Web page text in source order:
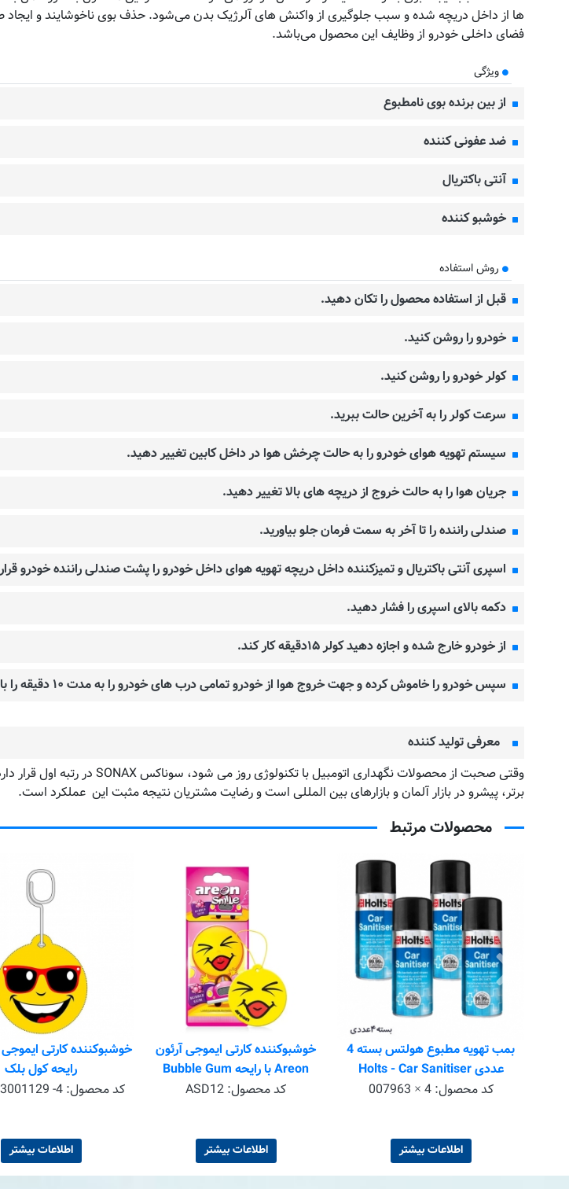
ها از داخل دریچه شده و سبب جلوگیری از واکنش های آلرژیک بدن می‌شود. حذف بوی ناخوشایند و ایجاد
فضای داخلی خودرو از وظایف این محصول می‌باشد.
ویژگی
از بین برنده بوی نامطبوع
ضد عفونی کننده
آنتی باکتریال
خوشبو کننده
روش استفاده
قبل از استفاده محصول را تکان دهید.
خودرو را روشن کنید.
کولر خودرو را روشن کنید.
سرعت کولر را به آخرین حالت ببرید.
سیستم تهویه هوای خودرو را به حالت چرخش هوا در داخل کابین تغییر دهید.
جریان هوا را به حالت خروج از دریچه های بالا تغییر دهید.
صندلی راننده را تا آخر به سمت فرمان جلو بیاورید.
اسپری آنتی باکتریال و تمیزکننده داخل دریچه تهویه هوای داخل خودرو را پشت صندلی راننده خودرو
دکمه بالای اسپری را فشار دهید.
از خودرو خارج شده و اجازه دهید کولر ۱۵دقیقه کار کند.
سپس خودرو را خاموش کرده و جهت خروج هوا از خودرو تمامی درب های خودرو را به مدت ۱۰ دقیقه را باز کنید.
معرفی تولید کننده
برتر، پیشرو در بازار آلمان و بازارهای بین المللی است و رضایت مشتریان نتیجه مثبت این عملکرد است.
محصولات مرتبط
بمب تهویه مطبوع هولتس بسته 4
عددی Holts - Car Sanitiser
کد محصول:007963 × 4
اطلاعات بیشتر
خوشبوکننده کارتی ایموجی آرئون
Areon با رایحه Bubble Gum
کد محصول: ASD12
اطلاعات بیشتر
خوشبوکننده کارتی
رایحه کول بلک
کد محصول:-4
اطلاعات بیشتر